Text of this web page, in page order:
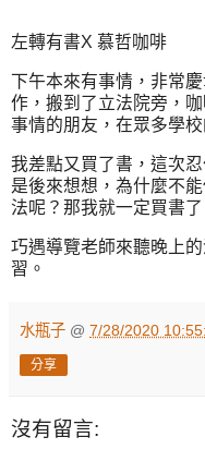
左轉有書X 慕哲咖啡
下午本來有事情，非常
作，搬到了立法院旁，
事情的朋友，在眾多學
我差點又買了書，這次
是後來想想，為什麼不
法呢？那我就一定買書
巧遇導覽老師來聽晚上
習。
水瓶子 @ 7/28/2020
分享
沒有留言: